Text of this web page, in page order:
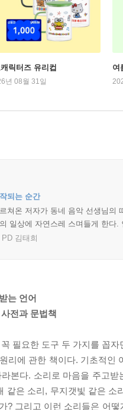
릭터즈 유리컵
년 08월 31일
여
되는 순간
쳐온 저자가 동네 음악 선생님의
일상에 자연스레 스며들게 한다
PD 김태희
는 언어
전과 문법책
필요한 도구 두 가지를 꼽
리에 관한 책이다. 기초적인
본다. 소리로 마음을 주고
같은 소리, 무지갯빛 같은
? 그리고 이런 소리들은 어